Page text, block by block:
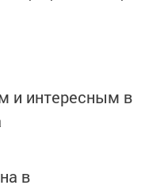
и интересным в
в